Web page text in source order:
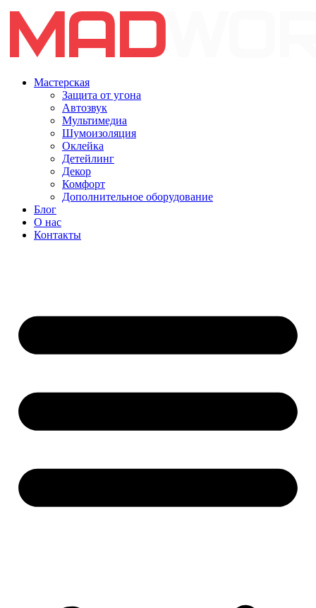
Мастерская
Защита от угона
Автозвук
Мультимедиа
Шумоизоляция
Оклейка
Детейлинг
Декор
Комфорт
Дополнительное оборудование
Блог
О нас
Контакты